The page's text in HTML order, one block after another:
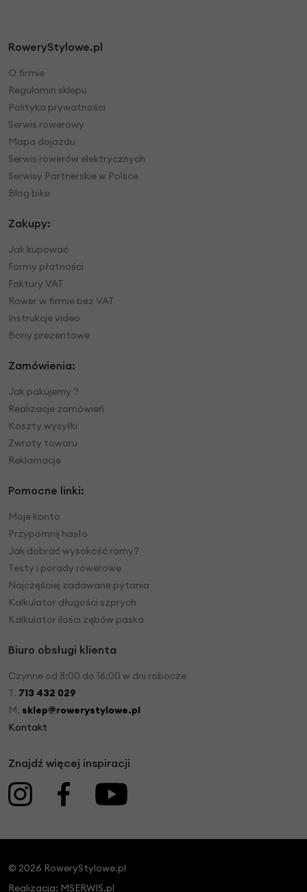
RoweryStylowe.pl
O firmie
Regulamin sklepu
Polityka prywatności
Serwis rowerowy
Mapa dojazdu
Serwis rowerów elektrycznych
Serwisy Partnerskie w Polsce
Blog bike
Zakupy:
Jak kupować
Formy płatności
Faktury VAT
Rower w firmie bez VAT
Instrukcje video
Bony prezentowe
Zamówienia:
Jak pakujemy ?
Realizacje zamówień
Koszty wysyłki
Zwroty towaru
Reklamacje
Pomocne linki:
Moje konto
Przypomnij hasło
Jak dobrać wysokość ramy?
Testy i porady rowerowe
Najczęściej zadawane pytania
Kalkulator długości szprych
Kalkulator ilości zębów paska
Biuro obsługi klienta
Czynne od 8:00 do 16:00 w dni robocze
T. 713 432 029
M. sklep@rowerystylowe.pl
Kontakt
Znajdź więcej inspiracji
© 2026 RoweryStylowe.pl
Realizacja: MSERWIS.pl